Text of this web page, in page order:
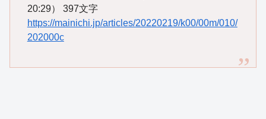
20:29） 397文字
https://mainichi.jp/articles/20220219/k00/00m/010/
202000c